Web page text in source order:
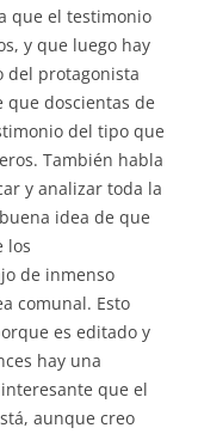
que el testimonio
y que luego hay
del protagonista
que doscientas de
del tipo que
También habla
y analizar toda la
idea de que
los
de inmenso
comunal. Esto
es editado y
hay una
que el
aunque creo